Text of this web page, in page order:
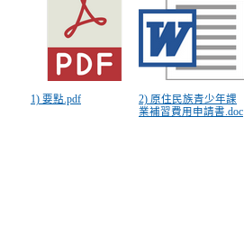
1) 要點.pdf
2) 原住民族青少年課
業補習費用申請書.doc